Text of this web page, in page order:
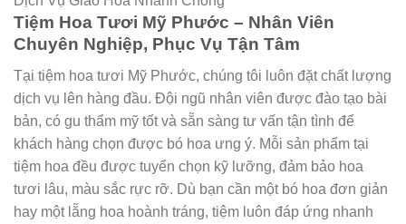
Tiệm Hoa Tươi Mỹ Phước – Nhân Viên
Chuyên Nghiệp, Phục Vụ Tận Tâm
Tại tiệm hoa tươi Mỹ Phước, chúng tôi luôn đặt chất lượng
dịch vụ lên hàng đầu. Đội ngũ nhân viên được đào tạo bài
bản, có gu thẩm mỹ tốt và sẵn sàng tư vấn tận tình để
khách hàng chọn được bó hoa ưng ý. Mỗi sản phẩm tại
tiệm hoa đều được tuyển chọn kỹ lưỡng, đảm bảo hoa
tươi lâu, màu sắc rực rỡ. Dù bạn cần một bó hoa đơn giản
hay một lẵng hoa hoành tráng, tiệm luôn đáp ứng nhanh